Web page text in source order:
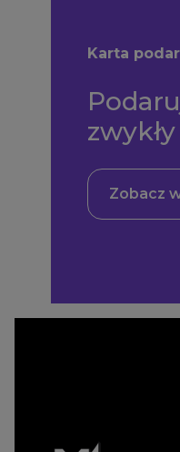
Karta
Zobacz